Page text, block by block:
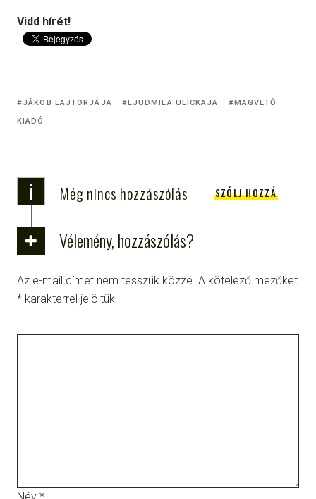
Vidd hírét!
JÁKOB LAJTORJÁJA LJUDMILA ULICKAJA
MAGVETŐ
KIADÓ
i Még nincs hozzászólás SZÓLJ HOZZÁ
Vélemény, hozzászólás?
Az e-mail címet nem tesszük közzé. A kötelező mezőket
* karakterrel jelöltük